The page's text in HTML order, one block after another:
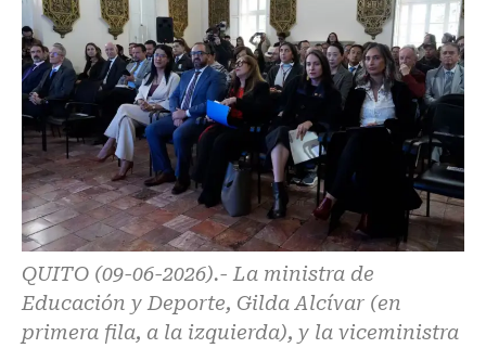
QUITO (09-06-2026).- La ministra de
Educación y Deporte, Gilda Alcívar (en
primera fila, a la izquierda), y la viceministra